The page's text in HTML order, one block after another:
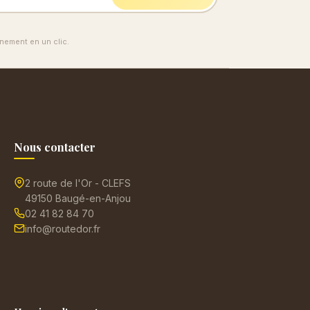
en un clic.
Nous contacter
2 route de l'Or - CLEFS
49150 Baugé-en-Anjou
02 41 82 84 70
info@routedor.fr